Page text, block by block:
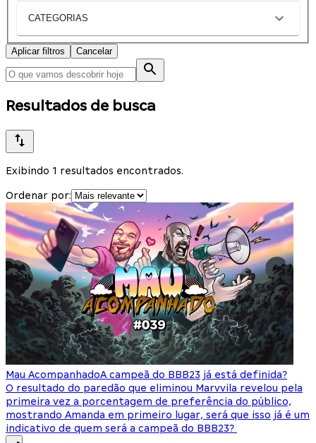
CATEGORIAS
Aplicar filtros Cancelar
Resultados de busca
Exibindo 1 resultados encontrados.
Ordenar por:
Mau AcompanhadoA campeã do BBB23 já está definida?
O resultado do paredão que eliminou Marvvila revelou pela
primeira vez a porcentagem de preferência do público,
mostrando Amanda em primeiro lugar, será que isso já é um
indicativo de quem será a campeã do BBB23?